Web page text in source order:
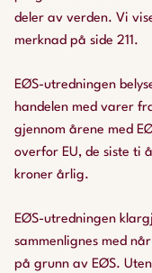
deler av verden. Vi
merknad på side 211.
EØS-utredningen
handelen med varer
gjennom årene med
overfor EU, de siste ti
kroner årlig.
EØS-utredningen
sammenlignes med
på grunn av EØS.